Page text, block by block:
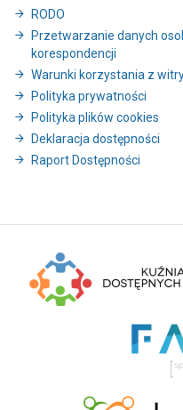
RODO
Przetwarzanie danych
korespondencji
Warunki korzystania z
Polityka prywatności
Polityka plików cookies
Deklaracja dostępności
Raport Dostępności